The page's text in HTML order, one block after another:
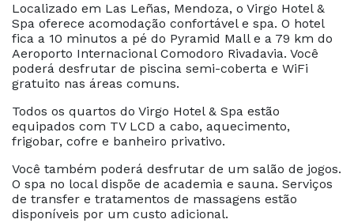
Localizado em Las Leñas, Mendoza, o Virgo Hotel &
Spa oferece acomodação confortável e spa. O hotel
fica a 10 minutos a pé do Pyramid Mall e a 79 km do
Aeroporto Internacional Comodoro Rivadavia. Você
poderá desfrutar de piscina semi-coberta e WiFi
gratuito nas áreas comuns.
Todos os quartos do Virgo Hotel & Spa estão
equipados com TV LCD a cabo, aquecimento,
frigobar, cofre e banheiro privativo.
Você também poderá desfrutar de um salão de jogos.
O spa no local dispõe de academia e sauna. Serviços
de transfer e tratamentos de massagens estão
disponíveis por um custo adicional.